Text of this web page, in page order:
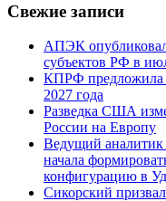
Свежие записи
АПЭК
субъектов РФ в
КПРФ предложила
2027 года
Разведка США
России на Европу
Ведущий
начала
конфигурацию в
Сикорский